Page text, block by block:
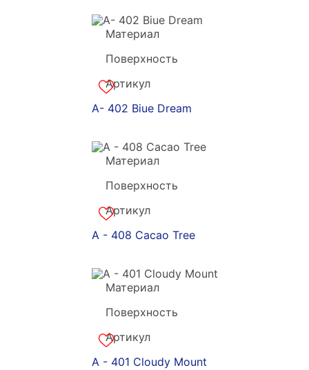
Материал
Поверхность
Артикул
A- 402 Biue Dream
Материал
Поверхность
Артикул
A - 408 Cacao Tree
Материал
Поверхность
Артикул
A - 401 Cloudy Mount